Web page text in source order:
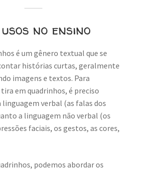
no ensino
é um gênero textual que se
histórias curtas, geralmente
imagens e textos. Para
em quadrinhos, é preciso
verbal (as falas dos
a linguagem não verbal (os
faciais, os gestos, as cores,
podemos abordar os